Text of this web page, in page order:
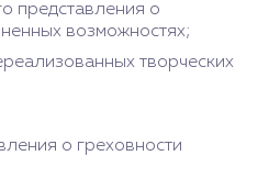
представления о
возможностях;
творческих
о греховности